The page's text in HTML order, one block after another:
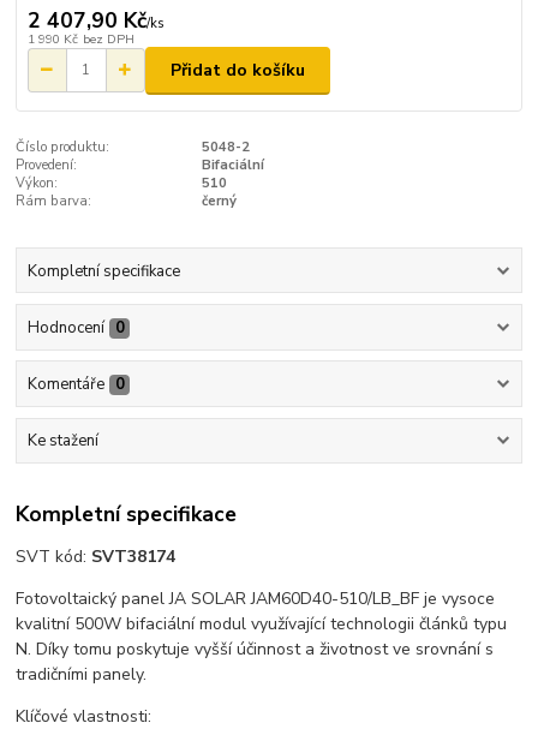
2 407,90 Kč/ks
1 990 Kč bez DPH
Přidat do košíku
Číslo produktu:
5048-2
Provedení:
Bifaciální
Výkon:
510
Rám barva:
černý
Kompletní specifikace
Hodnocení 0
Komentáře 0
Ke stažení
Kompletní specifikace
SVT kód: SVT38174
Fotovoltaický panel JA SOLAR JAM60D40-510/LB_BF je vysoce
kvalitní 500W bifaciální modul využívající technologii článků typu
N. Díky tomu poskytuje vyšší účinnost a životnost ve srovnání s
tradičními panely.
Klíčové vlastnosti: